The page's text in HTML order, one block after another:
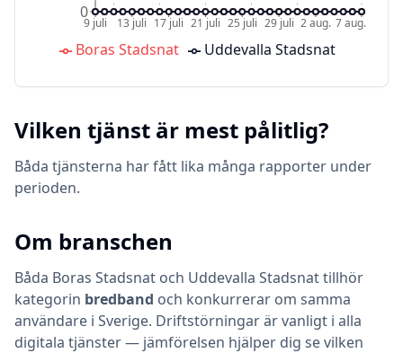
9 juli 13 juli 17 juli 21 juli 25 juli 29 juli 2 aug. 7 aug.
0
Boras Stadsnat Uddevalla Stadsnat
Vilken tjänst är mest pålitlig?
Båda tjänsterna har fått lika många rapporter under
perioden.
Om branschen
Båda Boras Stadsnat och Uddevalla Stadsnattillhör
kategorin bredband och konkurrerar om samma
användare i Sverige. Driftstörningar är vanligt i alla
digitala tjänster — jämförelsen hjälper dig se vilken